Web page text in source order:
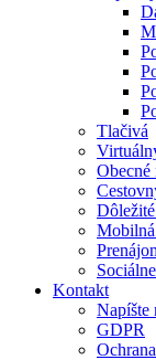
Tlačivá
Kontakt
Napíšte
GDPR